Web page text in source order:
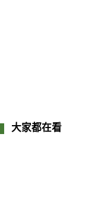
大家都在看